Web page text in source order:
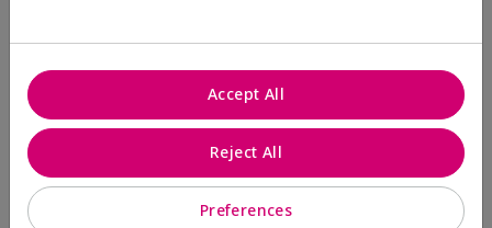
Comprador verificado
Evaluado en
Comentarios sobre Mary Kay Clinical Solutions®
Dynamic Wrinkle Limiter™
Hope it helps
Preferences
Reject All
Accept All